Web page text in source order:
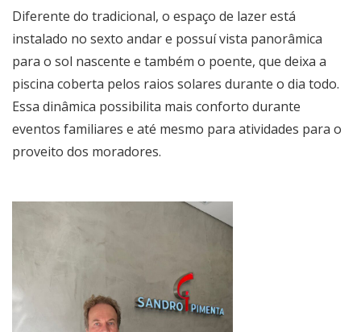
Diferente do tradicional, o espaço de lazer está
instalado no sexto andar e possuí vista panorâmica
para o sol nascente e também o poente, que deixa a
piscina coberta pelos raios solares durante o dia todo.
Essa dinâmica possibilita mais conforto durante
eventos familiares e até mesmo para atividades para o
proveito dos moradores.